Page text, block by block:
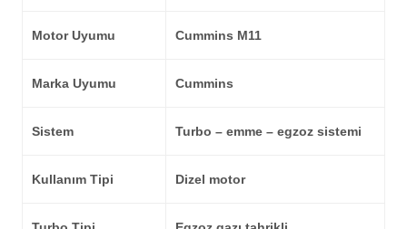
Motor Uyumu Cummins M11
Marka Uyumu Cummins
Sistem Turbo – emme – egzoz sistemi
Kullanım Tipi Dizel motor